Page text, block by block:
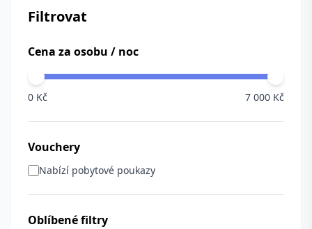
Filtrovat
Cena za osobu / noc
0 Kč 7 000 Kč
Vouchery
Nabízí pobytové poukazy
Oblíbené filtry